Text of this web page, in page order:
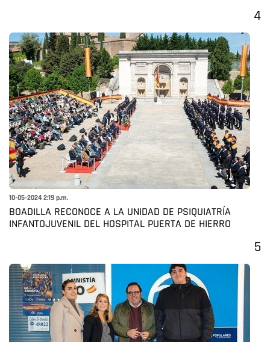
4
10-05-2024 2:19 p.m.
BOADILLA RECONOCE A LA UNIDAD DE PSIQUIATRÍA
INFANTOJUVENIL DEL HOSPITAL PUERTA DE HIERRO
5